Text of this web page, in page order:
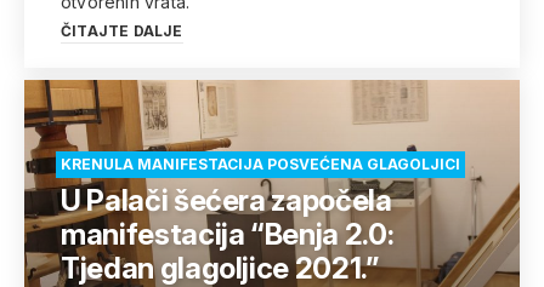
ČITAJTE DALJE
KRENULA MANIFESTACIJA POSVEĆENA GLAGOLJICI
U Palači šećera započela
manifestacija “Benja 2.0:
Tjedan glagoljice 2021.”